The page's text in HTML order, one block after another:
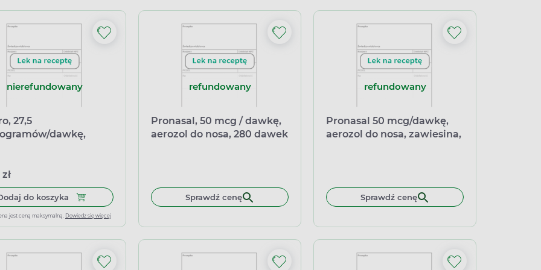
nierefundowany
27,5
dawkę,
do koszyka Dodaj do koszyka Polaro, 27,5 mikrogramów/dawkę, aerozol do nosa,1 butelka
jest ceną maksymalną. Dowiedz się więcej
refundowany
Pronasal, 50 mcg / dawkę,
aerozol do nosa, 280 dawek
Sprawdź cenę
refundowany
Pronasal 50 mcg/dawkę,
aerozol do nosa, zawiesina,
Sprawdź cenę